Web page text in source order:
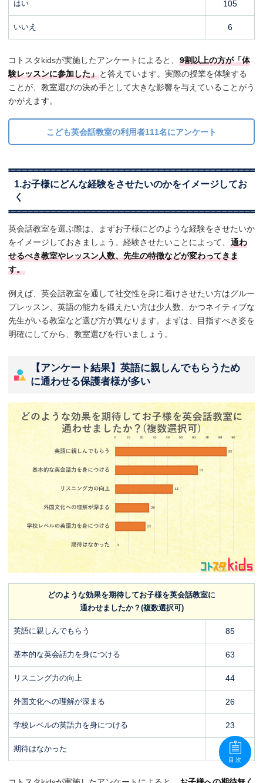
はい 105
いいえ 6
コトスタkidsが実施したアンケートによると、 9割以上の方が「体
験レッスンに参加した」と答えています。実際の授業を体験する
ことが、教室選びの決め手として大きな影響を与えていることがう
かがえます。
こども英会話教室の利用者111名にアンケート
1.お子様にどんな経験をさせたいのかをイメージしてお
く
英会話教室を選ぶ際は、まずお子様にどのような経験をさせたいか
をイメージしておきましょう。経験させたいことによって、 通わ
せるべき教室やレッスン人数、先生の特徴などが変わってきま
す。
例えば、英会話教室を通して社交性を身に着けさせたい方はグルー
プレッスン、英語の能力を鍛えたい方は少人数、かつネイティブな
先生がいる教室など選び方が異なります。まずは、目指すべき姿を
明確にしてから、教室選びを行いましょう。
【アンケート結果】英語に親しんでもらうため
に通わせる保護者様が多い
どのような効果を期待してお子様を英会話教室に
通わせましたか？(複数選択可)
英語に親しんでもらう 85
基本的な英会話力を身につける 63
リスニング力の向上 44
外国文化への理解が深まる 26
学校レベルの英語力を身につける 23
期待はなかった 0
目次